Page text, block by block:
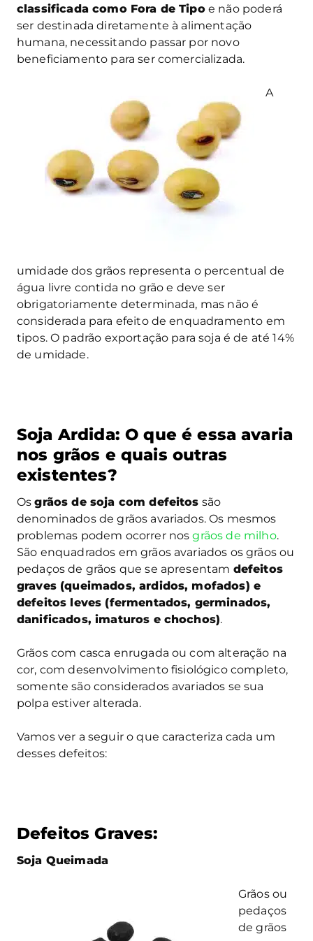
classificada como Fora de Tipoe não poderá
ser destinada diretamente à alimentação
humana, necessitando passar por novo
beneficiamento para ser comercializada.
A
umidade dos grãosrepresenta o percentual de
água livre contida no grão e deve ser
obrigatoriamente determinada, mas não é
considerada para efeito de enquadramento em
tipos. O padrão exportação para soja é de até 14%
de umidade.
Soja Ardida: O que é essa avaria
nos grãos e quais outras
existentes?
Osgrãos de soja com defeitos são
denominados de grãos avariados. Os mesmos
problemas podem ocorrer nosgrãos de milho.
São enquadrados em grãos avariados os grãos ou
pedaços de grãos que se apresentam defeitos
graves (queimados, ardidos, mofados) e
defeitos leves (fermentados, germinados,
danificados, imaturos e chochos).
Grãos com casca enrugada ou com alteração na
cor, com desenvolvimento fisiológico completo,
somente são considerados avariados se sua
polpa estiver alterada.
Vamos ver a seguir o que caracteriza cada um
desses defeitos:
Defeitos Graves:
Soja Queimada
Grãos ou
pedaços
de grãos